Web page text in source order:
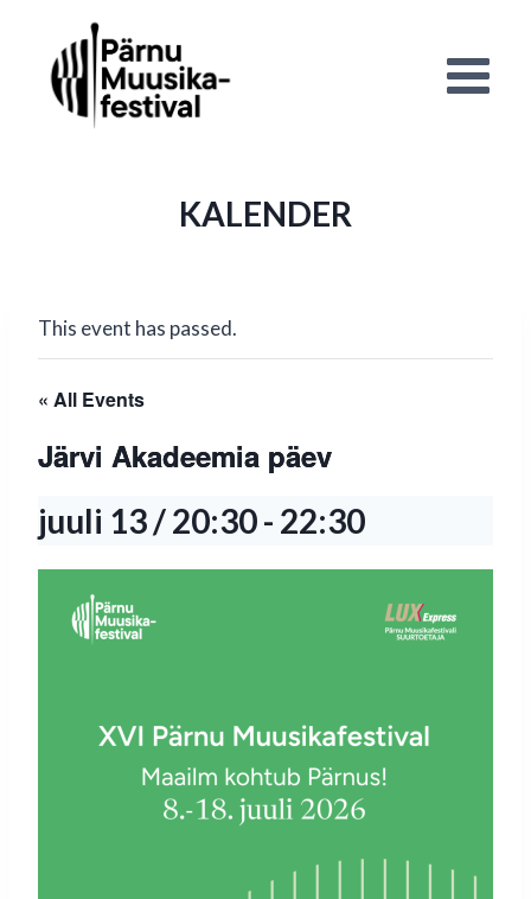
content
KALENDER
This event has passed.
« All Events
Järvi Akadeemia päev
juuli 13 / 20:30- 22:30